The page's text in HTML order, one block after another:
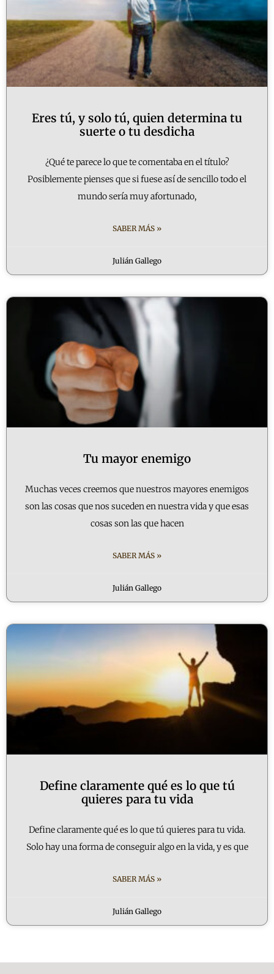
Eres tú, y solo tú, quien determina tu
suerte o tu desdicha
¿Qué te parece lo que te comentaba en el título?
Posiblemente pienses que si fuese así de sencillo todo el
mundo sería muy afortunado,
SABER MÁS »
Julián Gallego
Tu mayor enemigo
Muchas veces creemos que nuestros mayores enemigos
son las cosas que nos suceden en nuestra vida y que esas
cosas son las que hacen
SABER MÁS »
Julián Gallego
Define claramente qué es lo que tú
quieres para tu vida
Define claramente qué es lo que tú quieres para tu vida.
Solo hay una forma de conseguir algo en la vida, y es que
SABER MÁS »
Julián Gallego